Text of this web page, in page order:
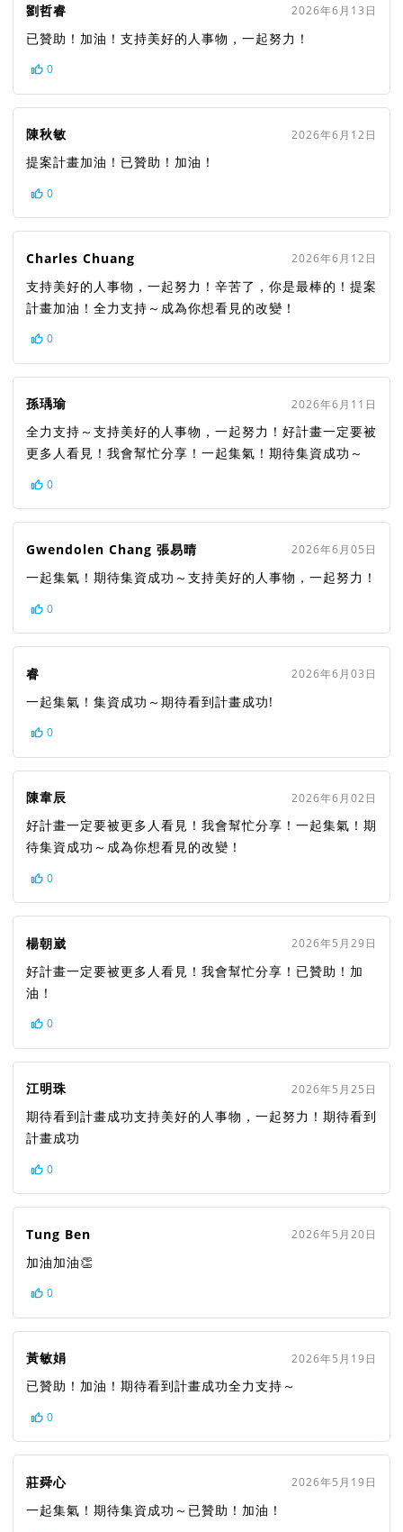
劉哲睿 2026年6月13日
已贊助！加油！支持美好的人事物，一起努力！
0
陳秋敏 2026年6月12日
提案計畫加油！已贊助！加油！
0
Charles Chuang 2026年6月12日
支持美好的人事物，一起努力！辛苦了，你是最棒的！提案
計畫加油！全力支持～成為你想看見的改變！
0
孫瑀瑜 2026年6月11日
全力支持～支持美好的人事物，一起努力！好計畫一定要被
更多人看見！我會幫忙分享！一起集氣！期待集資成功～
0
Gwendolen Chang 張易晴 2026年6月05日
一起集氣！期待集資成功～支持美好的人事物，一起努力！
0
睿 2026年6月03日
一起集氣！集資成功～期待看到計畫成功!
0
陳韋辰 2026年6月02日
好計畫一定要被更多人看見！我會幫忙分享！一起集氣！期
待集資成功～成為你想看見的改變！
0
楊朝崴 2026年5月29日
好計畫一定要被更多人看見！我會幫忙分享！已贊助！加
油！
0
江明珠 2026年5月25日
期待看到計畫成功支持美好的人事物，一起努力！期待看到
計畫成功
0
Tung Ben 2026年5月20日
加油加油👏
0
黃敏娟 2026年5月19日
已贊助！加油！期待看到計畫成功全力支持～
0
莊舜心 2026年5月19日
一起集氣！期待集資成功～已贊助！加油！